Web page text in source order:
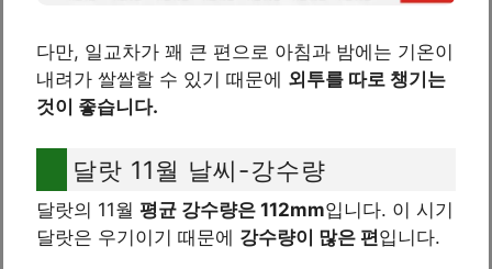
다만, 일교차가 꽤 큰 편으로 아침과 밤에는 기온이
내려가 쌀쌀할 수 있기 때문에 외투를 따로 챙기는
것이 좋습니다.
달랏 11월 날씨-강수량
달랏의 11월 평균 강수량은 112mm입니다. 이 시기
달랏은 우기이기 때문에 강수량이 많은 편입니다.